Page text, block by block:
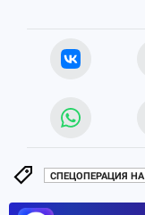
СПЕЦОПЕРАЦИЯ